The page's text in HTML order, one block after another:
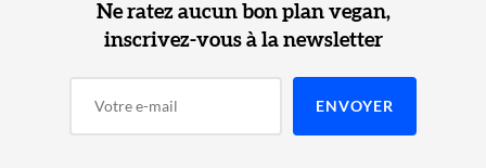
Ne ratez aucun bon plan vegan,
inscrivez-vous à la newsletter